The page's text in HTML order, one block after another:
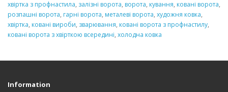
хвіртка з профнастила, залізні ворота, ворота, кування, ковані ворота,
розпашні ворота, гарні ворота, металеві ворота, художня ковка,
хвіртка, ковані вироби, зварювання, ковані ворота з профнастилу,
ковані ворота з хвірткою всередині, холодна ковка
Information